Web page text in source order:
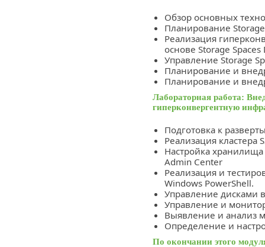
Обзор основных
Планирование
Реализация
основе Storage Spaces
Управление Storage
Планирование и
Планирование и
Лабораторная работа:
гиперконвергентную
Подготовка к
Реализация
Настройка
Admin Center
Реализация и
Windows PowerShell.
Управление дисками
Управление и
Выявление и анализ
Определение и
По окончании этого